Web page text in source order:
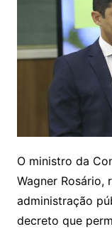
O ministro da
Wagner Rosário,
administração
decreto que